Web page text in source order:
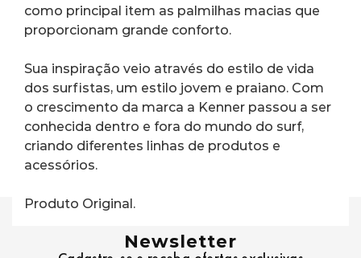
como principal item as palmilhas macias que
proporcionam grande conforto.
Sua inspiração veio através do estilo de vida
dos surfistas, um estilo jovem e praiano. Com
o crescimento da marca a Kenner passou a ser
conhecida dentro e fora do mundo do surf,
criando diferentes linhas de produtos e
acessórios.
Produto Original.
Newsletter